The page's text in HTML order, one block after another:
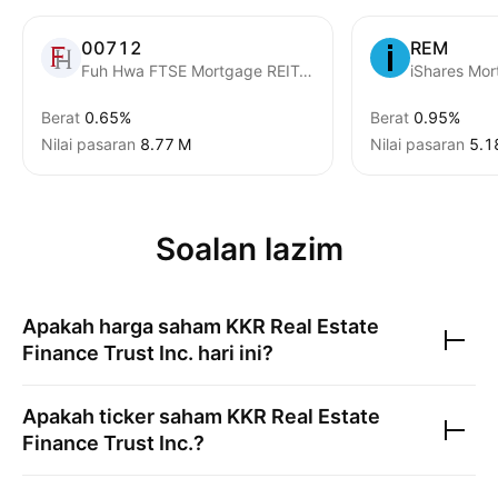
00712
Fuh Hwa FTSE Mortgage REITs ETF
Berat 0.65%
Nilai pasaran ‪8.77 M‬
REM
Berat 0.95%
Nilai pasaran
Soalan lazim
Apakah harga saham KKR Real Estate
Finance Trust Inc. hari ini?
Apakah ticker saham KKR Real Estate
Finance Trust Inc.?